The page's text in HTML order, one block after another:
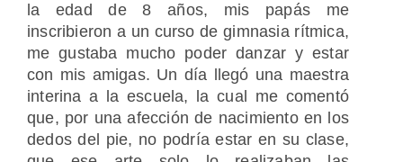
la edad de 8 años, mis papás me
inscribieron a un curso de gimnasia rítmica,
me gustaba mucho poder danzar y estar
con mis amigas. Un día llegó una maestra
interina a la escuela, la cual me comentó
que, por una afección de nacimiento en los
dedos del pie, no podría estar en su clase,